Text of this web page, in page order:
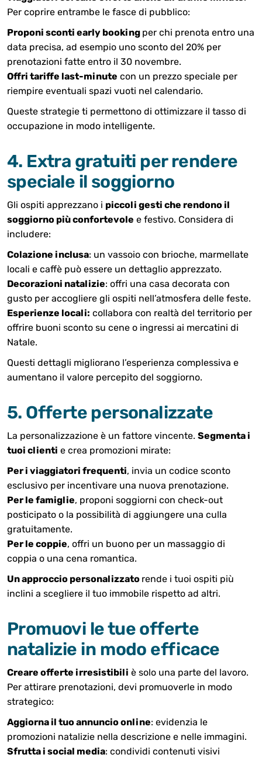
Per coprire entrambe le fasce di pubblico:
Proponi sconti early booking per chi prenota entro una
data precisa, ad esempio uno sconto del 20% per
prenotazioni fatte entro il 30 novembre.
Offri tariffe last-minute con un prezzo speciale per
riempire eventuali spazi vuoti nel calendario.
Queste strategie ti permettono di ottimizzare il tasso di
occupazione in modo intelligente.
4. Extra gratuiti per rendere
speciale il soggiorno
Gli ospiti apprezzano i piccoli gesti che rendono il
soggiorno più confortevole e festivo. Considera di
includere:
Colazione inclusa: un vassoio con brioche, marmellate
locali e caffè può essere un dettaglio apprezzato.
Decorazioni natalizie: offri una casa decorata con
gusto per accogliere gli ospiti nell’atmosfera delle feste.
Esperienze locali: collabora con realtà del territorio per
offrire buoni sconto su cene o ingressi ai mercatini di
Natale.
Questi dettagli migliorano l’esperienza complessiva e
aumentano il valore percepito del soggiorno.
5. Offerte personalizzate
La personalizzazione è un fattore vincente. Segmenta i
tuoi clienti e crea promozioni mirate:
Per i viaggiatori frequenti, invia un codice sconto
esclusivo per incentivare una nuova prenotazione.
Per le famiglie, proponi soggiorni con check-out
posticipato o la possibilità di aggiungere una culla
gratuitamente.
Per le coppie, offri un buono per un massaggio di
coppia o una cena romantica.
Un approccio personalizzato rende i tuoi ospiti più
inclini a scegliere il tuo immobile rispetto ad altri.
Promuovi le tue offerte
natalizie in modo efficace
Creare offerte irresistibili è solo una parte del lavoro.
Per attirare prenotazioni, devi promuoverle in modo
strategico:
Aggiorna il tuo annuncio online: evidenzia le
promozioni natalizie nella descrizione e nelle immagini.
Sfrutta i social media: condividi contenuti visivi